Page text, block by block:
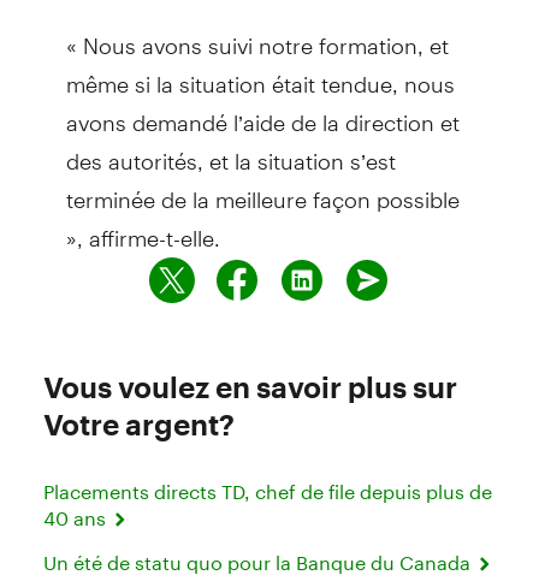
« Nous avons suivi notre formation, et
même si la situation était tendue, nous
avons demandé l’aide de la direction et
des autorités, et la situation s’est
terminée de la meilleure façon possible
», affirme-t-elle.
Vous voulez en savoir plus sur
Votre argent?
Placements directs TD, chef de file depuis plus de
40 ans
Un été de statu quo pour la Banque du Canada